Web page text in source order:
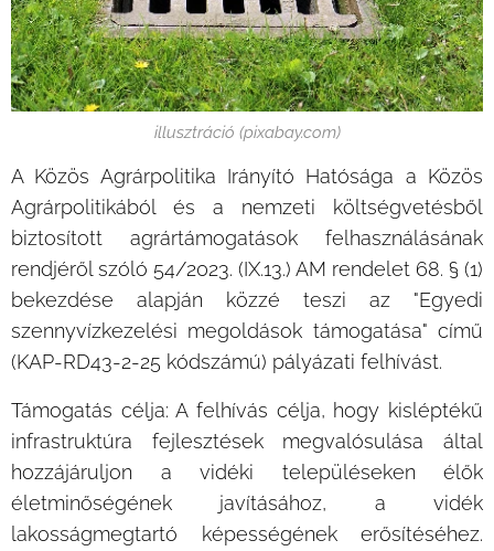
illusztráció (pixabay.com)
A Közös Agrárpolitika Irányító Hatósága a Közös
Agrárpolitikából és a nemzeti költségvetésből
biztosított agrártámogatások felhasználásának
rendjéről szóló 54/2023. (IX.13.) AM rendelet 68. § (1)
bekezdése alapján közzé teszi az "Egyedi
szennyvízkezelési megoldások támogatása" című
(KAP-RD43-2-25 kódszámú) pályázati felhívást.
Támogatás célja: A felhívás célja, hogy kisléptékű
infrastruktúra fejlesztések megvalósulása által
hozzájáruljon a vidéki településeken élők
életminőségének javításához, a vidék
lakosságmegtartó képességének erősítéséhez.